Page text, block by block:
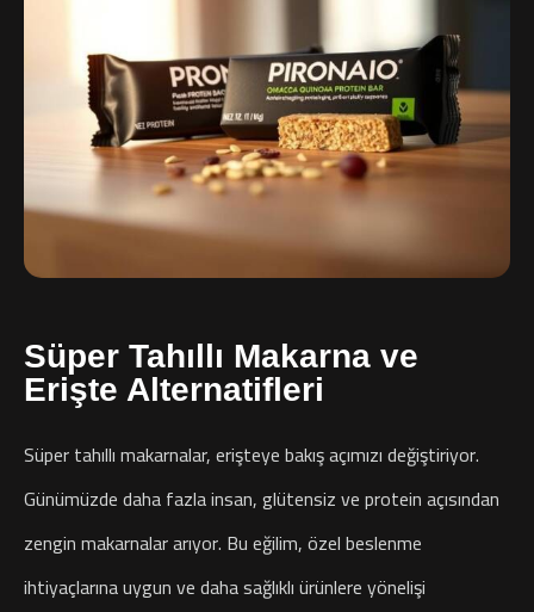
Süper Tahıllı Makarna ve
Erişte Alternatifleri
Süper tahıllı makarnalar, erişteye bakış açımızı değiştiriyor.
Günümüzde daha fazla insan, glütensiz ve protein açısından
zengin makarnalar arıyor. Bu eğilim, özel beslenme
ihtiyaçlarına uygun ve daha sağlıklı ürünlere yönelişi